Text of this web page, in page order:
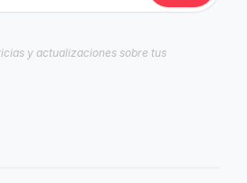
y actualizaciones sobre tus